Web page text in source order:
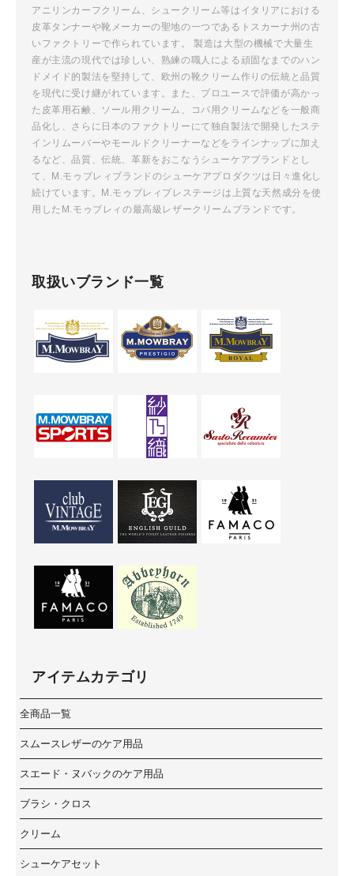
アニリンカーフクリーム、シュークリーム等はイタリアにおける
皮革タンナーや靴メーカーの聖地の一つであるトスカーナ州の古
いファクトリーで作られています。 製造は大型の機械で大量生
産が主流の現代では珍しい、熟練の職人による頑固なまでのハン
ドメイド的製法を堅持して、欧州の靴クリーム作りの伝統と品質
を現代に受け継がれています。また、プロユースで評価が高かっ
た皮革用石鹸、ソール用クリーム、コバ用クリームなどを一般商
品化し、さらに日本のファクトリーにて独自製法で開発したステ
インリムーバーやモールドクリーナーなどをラインナップに加え
るなど、品質、伝統、革新をおこなうシューケアブランドとし
て、M.モゥブレィブランドのシューケアプロダクツは日々進化し
続けています。M.モゥブレィプレステージは上質な天然成分を使
用したM.モゥブレィの最高級レザークリームブランドです。
取扱いブランド一覧
アイテムカテゴリ
全商品一覧
スムースレザーのケア用品
スエード・ヌバックのケア用品
ブラシ・クロス
クリーム
シューケアセット